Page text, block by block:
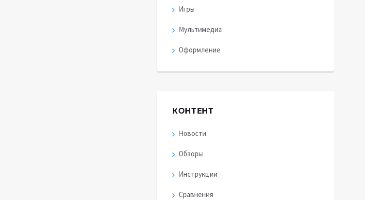
Игры
Мультимедиа
Оформление
КОНТЕНТ
Новости
Обзоры
Инструкции
Сравнения